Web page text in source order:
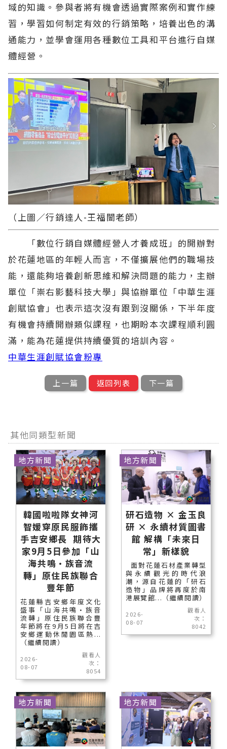
域的知識。參與者將有機會透過實際案例和實作練
習，學習如何制定有效的行銷策略，培養出色的溝
通能力，並學會運用各種數位工具和平台進行自媒
體經營。
（上圖／行銷達人-王福闓老師）
「數位行銷自媒體經營人才養成班」的開辦對
於花蓮地區的年輕人而言，不僅擴展他們的職場技
能，還能夠培養創新思維和解決問題的能力，主辦
單位「崇右影藝科技大學」與協辦單位「中華生涯
創賦協會」也表示這次沒有跟到沒關係，下半年度
有機會持續開辦類似課程，也期盼本次課程順利圓
滿，能為花蓮提供持續優質的培訓內容。
中華生涯創賦協會粉專
上一篇 返回列表 下一篇
其他同類型新聞
韓國啦啦隊女神河
智媛穿原民服飾攜
手吉安鄉長 期待大
家9月5日參加「山
海共鳴•族音流
轉」原住民族聯合
豐年節
花蓮縣吉安鄉年度文化
盛事「山海共鳴•族音
流轉」原住民族聯合豐
年節將在9月5日將在吉
安鄉運動休閒園區熱...
（繼續閱讀）
2026-
08-07
觀看人
次：
8054
地方新聞
研石造物 × 金玉良
研 × 永續材質圖書
館 解構「未來日
常」新樣貌
面對花蓮石材產業轉型
與永續觀光的時代浪
潮，源自花蓮的「研石
造物」品牌將再度於南
港展覽館...（繼續閱讀）
2026-
08-07
觀看人
次：
8042
地方新聞
地方新聞 地方新聞